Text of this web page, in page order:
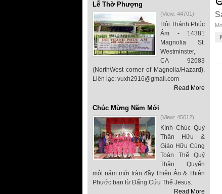
Lễ Thờ Phượng
(View: 44701)
Hội Thánh Phúc
Âm - 14381
Magnolia St.
Westminster,
CA 92683
(NorthWest corner of Magnolia/Hazard).
Liên lạc: vuxh2916@gmail.com
Read More
Chúc Mừng Năm Mới
(View: 45612)
Kính Chúc Quý
Thân Hữu &
Giáo Hữu Cùng
Toàn Thể Quý
Thân Quyến
một năm mới tràn đầy Thiên Ân & Thiên
Phước ban từ Đấng Cứu Thế Jesus.
Read More